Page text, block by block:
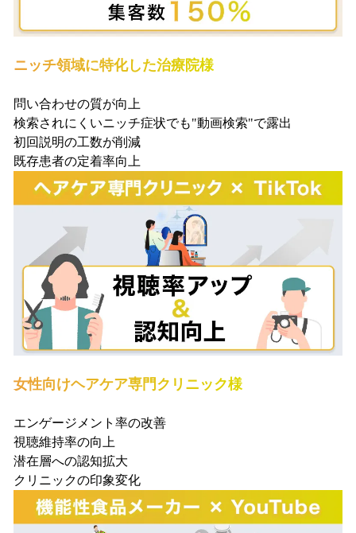
ニッチ領域に特化した治療院様
問い合わせの質が向上
検索されにくいニッチ症状でも"動画検索"で露出
初回説明の工数が削減
既存患者の定着率向上
女性向けヘアケア専門クリニック様
エンゲージメント率の改善
視聴維持率の向上
潜在層への認知拡大
クリニックの印象変化